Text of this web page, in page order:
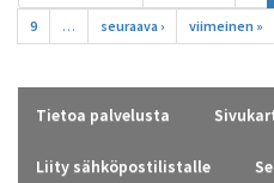
9
… seuraava › viimeinen »
Tietoa palvelusta
Liity sähköpostilistalle